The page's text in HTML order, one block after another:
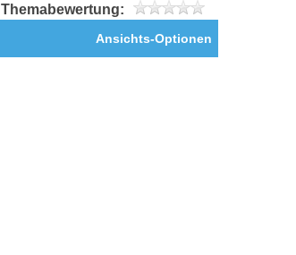
Themabewertung:
Ansichts-Optionen